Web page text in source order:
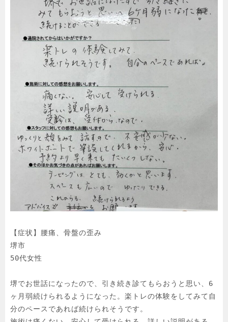
【症状】腰痛、骨盤の歪み
堺市
50代女性
堺でお世話になったので、引き続き診てもらおうと思い、6
ヶ月弱続けられるようになった。楽トレの体験をしてみて自
分のペースであれば続けられそうです。